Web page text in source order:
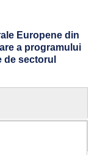
Europene din
a programului
sectorul